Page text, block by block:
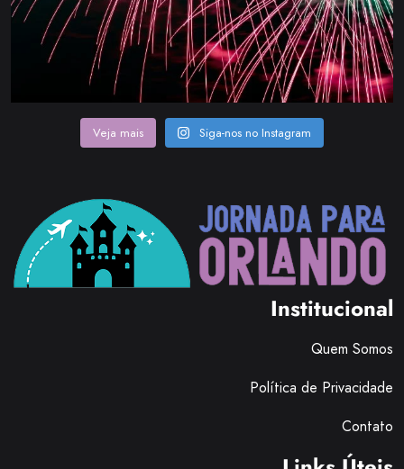
Veja mais Siga-nos no Instagram
Institucional
Quem Somos
Política de Privacidade
Contato